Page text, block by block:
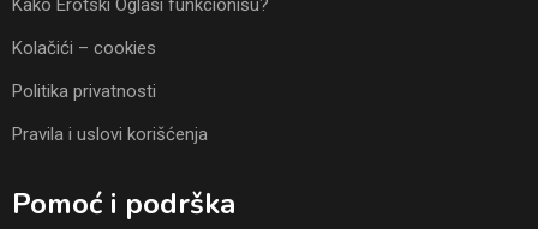
Kako Erotski Oglasi funkcionišu?
Kolačići – cookies
Politika privatnosti
Pravila i uslovi korišćenja
Pomoć i podrška